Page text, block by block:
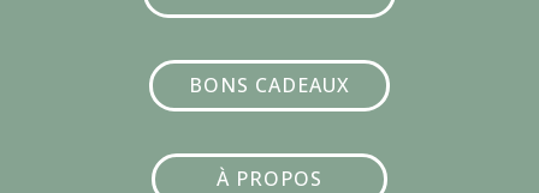
BONS CADEAUX
À PROPOS